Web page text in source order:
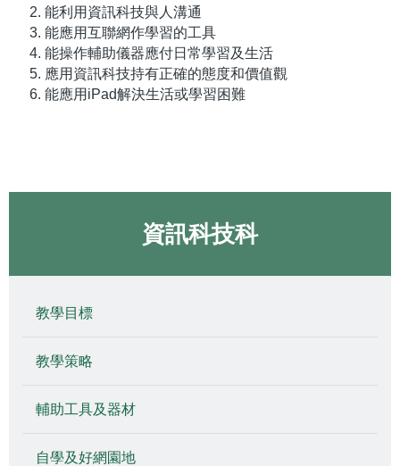
能利用資訊科技與人溝通
能應用互聯網作學習的工具
能操作輔助儀器應付日常學習及生活
應用資訊科技持有正確的態度和價值觀
能應用iPad解決生活或學習困難
資訊科技科
教學目標
教學策略
輔助工具及器材
自學及好網園地